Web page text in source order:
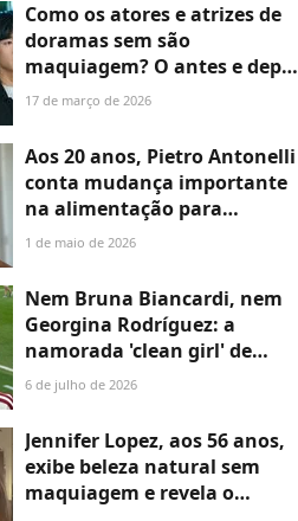
Como os atores e atrizes de
doramas sem são
maquiagem? O antes e depois
destas 20 estrelas coreanas
17 de março de 2026
Aos 20 anos, Pietro Antonelli
conta mudança importante
na alimentação para
melhorar cuidados com a
1 de maio de 2026
Nem Bruna Biancardi, nem
Georgina Rodríguez: a
namorada 'clean girl' de
Lamine Yamal, da Espanha,
dá dica sobre sua beleza
espanhola aos 21 anos: 'Se
você tem uma dieta
equilibrada, isso é muito
6 de julho de 2026
Jennifer Lopez, aos 56 anos,
exibe beleza natural sem
maquiagem e revela o